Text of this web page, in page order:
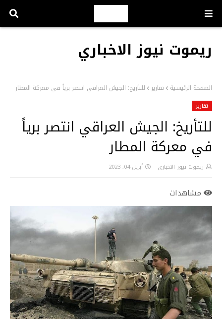
ريموت نيوز الاخباري
الصفحة الرئيسية تقارير للتأريخ: الجيش العراقي انتصر برياً في معركة المطار
تقارير
للتأريخ: الجيش العراقي انتصر برياً
في معركة المطار
ريموت نيوز الاخباري أبريل 04, 2023
مشاهدات